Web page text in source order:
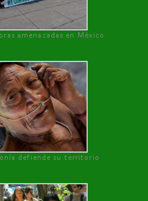
amenazadas en México
defiende su territorio